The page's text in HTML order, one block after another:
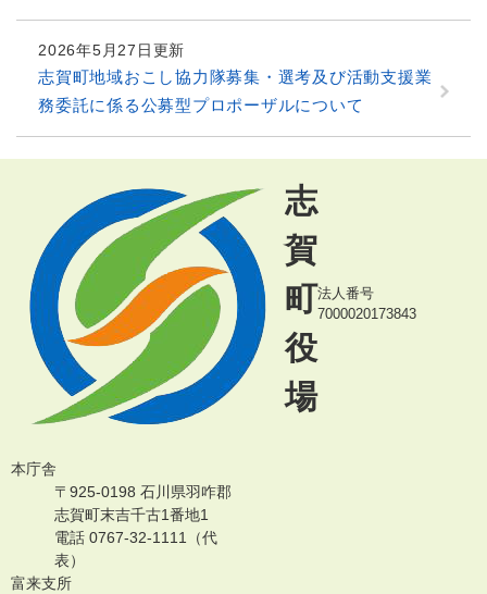
2026年5月27日更新
志賀町地域おこし協力隊募集・選考及び活動支援業
務委託に係る公募型プロポーザルについて
志
賀
町
役
場
法人番号
7000020173843
本庁舎
〒925-0198 石川県羽咋郡
志賀町末吉千古1番地1
電話 0767-32-1111（代
表）
富来支所